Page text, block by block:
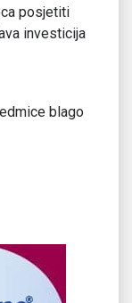
posjetiti
investicija
blago